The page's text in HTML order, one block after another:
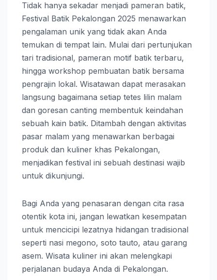
Tidak hanya sekadar menjadi pameran batik,
Festival Batik Pekalongan 2025 menawarkan
pengalaman unik yang tidak akan Anda
temukan di tempat lain. Mulai dari pertunjukan
tari tradisional, pameran motif batik terbaru,
hingga workshop pembuatan batik bersama
pengrajin lokal. Wisatawan dapat merasakan
langsung bagaimana setiap tetes lilin malam
dan goresan canting membentuk keindahan
sebuah kain batik. Ditambah dengan aktivitas
pasar malam yang menawarkan berbagai
produk dan kuliner khas Pekalongan,
menjadikan festival ini sebuah destinasi wajib
untuk dikunjungi.
Bagi Anda yang penasaran dengan cita rasa
otentik kota ini, jangan lewatkan kesempatan
untuk mencicipi lezatnya hidangan tradisional
seperti nasi megono, soto tauto, atau garang
asem. Wisata kuliner ini akan melengkapi
perjalanan budaya Anda di Pekalongan.